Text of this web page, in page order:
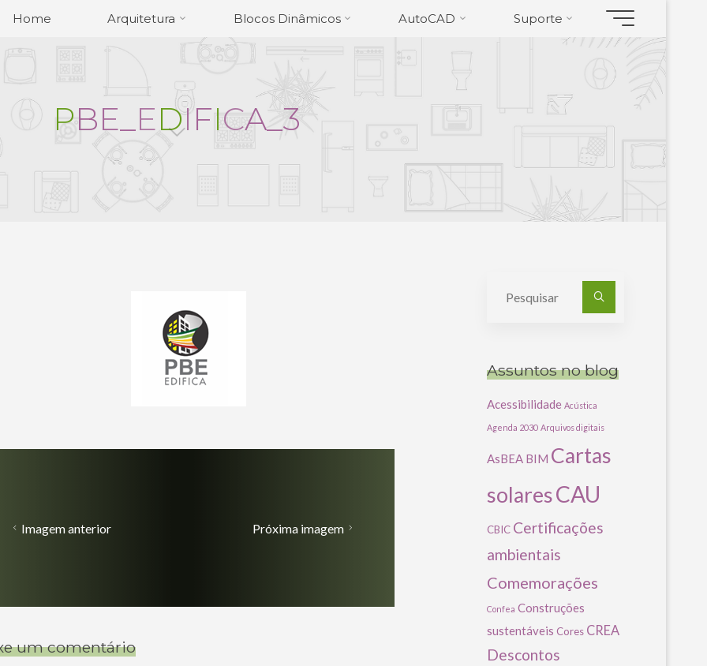
Home Arquitetura Blocos Dinâmicos AutoCAD Suporte
PBE_EDIFICA_3
Imagem anterior Próxima imagem
um comentário
Assuntos no blog
Acessibilidade Acústica
Agenda 2030 Arquivos digitais
AsBEA BIM Cartas
solaresCAU
CBIC Certificações
ambientais
Comemorações
Confea Construções
sustentáveis Cores CREA
Descontos